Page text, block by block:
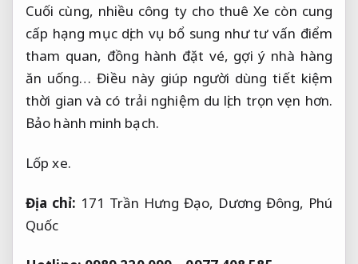
Cuối cùng, nhiều công ty cho thuê Xe còn cung
cấp hạng mục dịch vụ bổ sung như tư vấn điểm
tham quan, đồng hành đặt vé, gợi ý nhà hàng
ăn uống… Điều này giúp người dùng tiết kiệm
thời gian và có trải nghiệm du lịch trọn vẹn hơn.
Bảo hành minh bạch.
Lốp xe.
Địa chỉ: 171 Trần Hưng Đạo, Dương Đông, Phú
Quốc